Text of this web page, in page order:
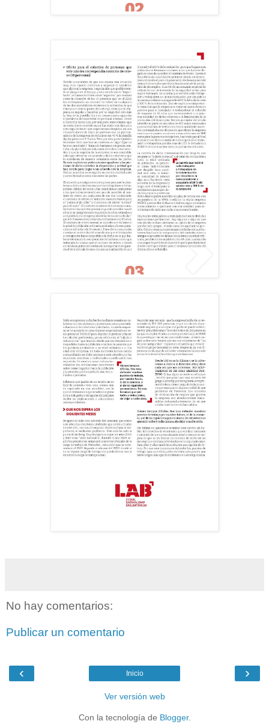
No hay comentarios:
Publicar un comentario
‹ ›
Inicio
Ver versión web
Con la tecnología de Blogger.